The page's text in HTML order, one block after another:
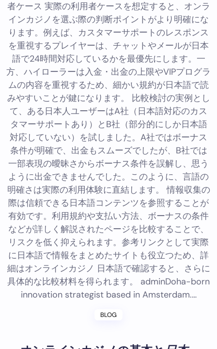
者ケース 実際の利用者ケースを想定すると、オンラ
インカジノを選ぶ際の判断ポイントがより明確にな
ります。例えば、カスタマーサポートのレスポンス
を重視するプレイヤーは、チャットやメールが日本
語で24時間対応しているかを最優先にします。一
方、ハイローラーは入金・出金の上限やVIPプログラ
ムの内容を重視するため、細かい規約が日本語で読
みやすいことが鍵になります。 比較検討の実例とし
て、ある日本人ユーザーはA社（日本語対応のカス
タマーサポートあり）とB社（部分的にしか日本語
対応していない）を試しました。A社ではボーナス
条件が明確で、出金もスムーズでしたが、B社では
一部表現の曖昧さからボーナス条件を誤解し、思う
ように出金できませんでした。このように、言語の
明確さは実際の利用体験に直結します。 情報収集の
際は信頼できる日本語コンテンツを参照することが
有効です。利用規約や支払い方法、ボーナスの条件
などが詳しく解説されたページを比較することで、
リスクを低く抑えられます。参考リンクとして実際
に日本語で情報をまとめたサイトも役立つため、詳
細はオンラインカジノ 日本語で確認すると、さらに
具体的な比較材料を得られます。 adminDoha-born
innovation strategist based in Amsterdam.…
BLOG